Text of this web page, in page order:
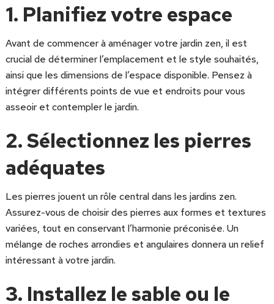
1. Planifiez votre espace
Avant de commencer à aménager votre jardin zen, il est
crucial de déterminer l’emplacement et le style souhaités,
ainsi que les dimensions de l’espace disponible. Pensez à
intégrer différents points de vue et endroits pour vous
asseoir et contempler le jardin.
2. Sélectionnez les pierres
adéquates
Les pierres jouent un rôle central dans les jardins zen.
Assurez-vous de choisir des pierres aux formes et textures
variées, tout en conservant l’harmonie préconisée. Un
mélange de roches arrondies et angulaires donnera un relief
intéressant à votre jardin.
3. Installez le sable ou le